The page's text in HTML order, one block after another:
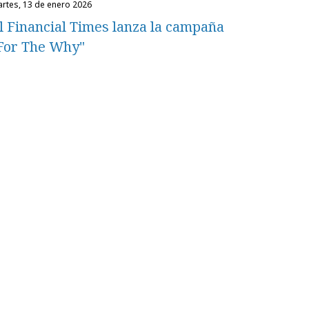
13 de enero 2026
Financial Times lanza la campaña
The Why"